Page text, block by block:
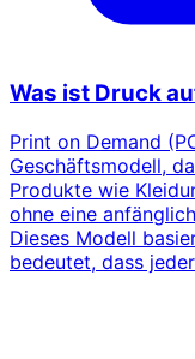
Was ist Druck
Print on Demand
Geschäftsmodell,
Produkte wie
ohne eine
Dieses Modell
bedeutet, dass